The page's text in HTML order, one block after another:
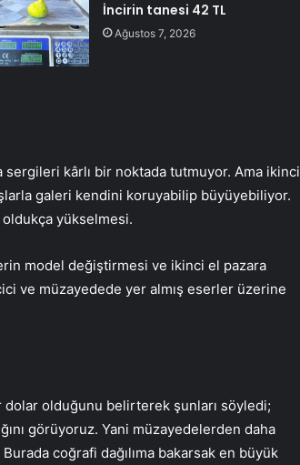
İncirin tanesi 42 TL
Ağustos 7, 2026
sergileri kârlı bir noktada tutmuyor. Ama ikinci
galeri kendini koruyabilip büyüyebiliyor.
yükselmesi.
model değiştirmesi ve ikinci el pazara
ve müzayedede yer almış eserler üzerine
dolar olduğunu belirterek şunları söyledi;
görüyoruz. Yani müzayedelerden daha
coğrafi dağılıma bakarsak en büyük